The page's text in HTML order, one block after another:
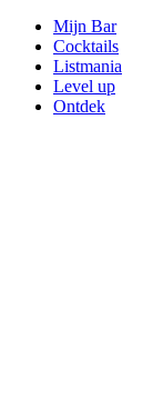
Mijn Bar
Cocktails
Listmania
Level up
Ontdek